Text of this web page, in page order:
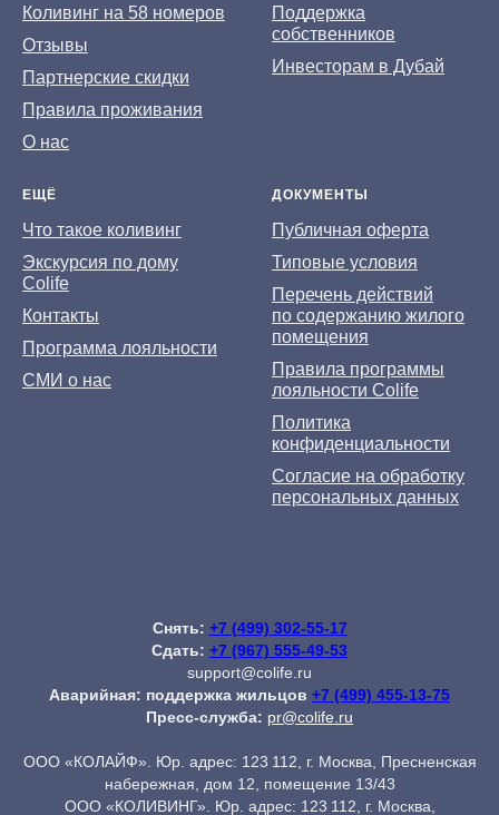
Коливинг на 58 номеров
Отзывы
Партнерские скидки
Правила проживания
О нас
Поддержка
собственников
Инвесторам в Дубай
ЕЩЁ
Что такое коливинг
Экскурсия по дому
Colife
Контакты
Программа лояльности
СМИ о нас
ДОКУМЕНТЫ
Публичная оферта
Типовые условия
Перечень действий
по содержанию жилого
помещения
Правила программы
лояльности Colife
Политика
конфиденциальности
Согласие на обработку
персональных данных
Снять: +7 (499) 302-55-17
Сдать: +7 (967) 555-49-53
support@colife.ru
Аварийная: поддержка жильцов +7 (499) 455-13-75
Пресс-служба: pr@colife.ru
ООО «КОЛАЙФ». Юр. адрес: 123 112, г. Москва, Пресненская
набережная, дом 12, помещение 13/43
ООО «КОЛИВИНГ». Юр. адрес: 123 112, г. Москва,